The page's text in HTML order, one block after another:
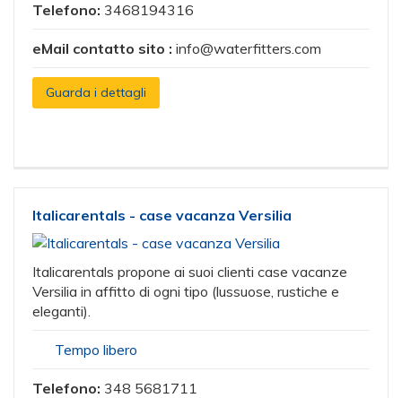
Telefono: 3468194316
eMail contatto sito : info@waterfitters.com
Guarda i dettagli
Italicarentals - case vacanza Versilia
Italicarentals propone ai suoi clienti case vacanze
Versilia in affitto di ogni tipo (lussuose, rustiche e
eleganti).
Tempo libero
Telefono: 348 5681711